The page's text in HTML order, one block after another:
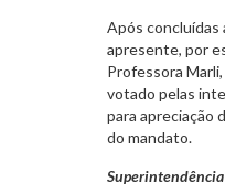
Após concluídas
apresente, por
Professora
votado pelas
para apreciação
do mandato.